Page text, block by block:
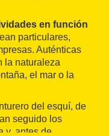
en función
particulares,
Auténticas
la naturaleza
el mar o la
del esquí, de
seguido los
y, antes de